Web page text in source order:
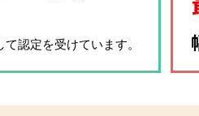
認定を受けています。